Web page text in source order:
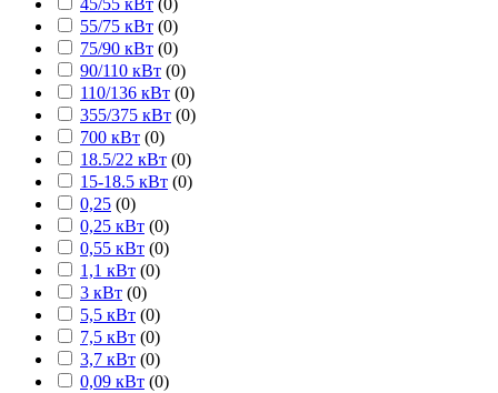
45/55 кВт (0)
55/75 кВт (0)
75/90 кВт (0)
90/110 кВт (0)
110/136 кВт (0)
355/375 кВт (0)
700 кВт (0)
18.5/22 кВт (0)
15-18.5 кВт (0)
0,25 (0)
0,25 кВт (0)
0,55 кВт (0)
1,1 кВт (0)
3 кВт (0)
5,5 кВт (0)
7,5 кВт (0)
3,7 кВт (0)
0,09 кВт (0)